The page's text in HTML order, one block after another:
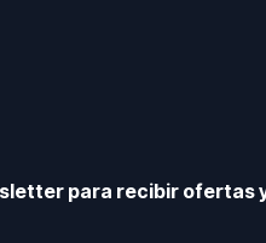
para recibir ofertas